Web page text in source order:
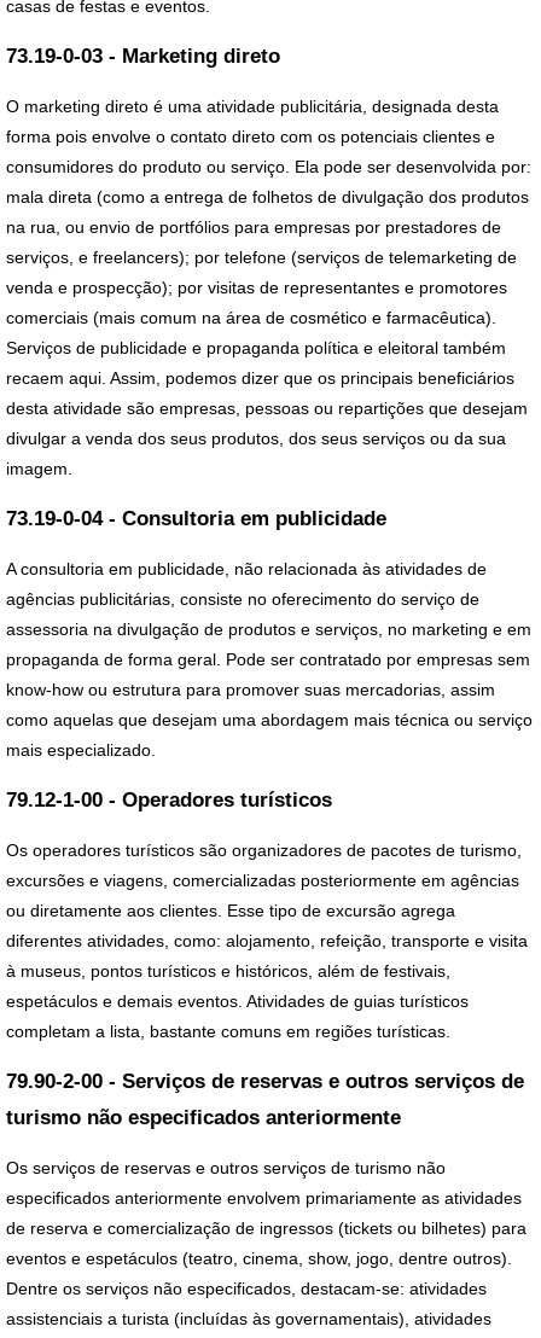
casas de festas e eventos.
73.19-0-03 - Marketing direto
O marketing direto é uma atividade publicitária, designada desta
forma pois envolve o contato direto com os potenciais clientes e
consumidores do produto ou serviço. Ela pode ser desenvolvida por:
mala direta (como a entrega de folhetos de divulgação dos produtos
na rua, ou envio de portfólios para empresas por prestadores de
serviços, e freelancers); por telefone (serviços de telemarketing de
venda e prospecção); por visitas de representantes e promotores
comerciais (mais comum na área de cosmético e farmacêutica).
Serviços de publicidade e propaganda política e eleitoral também
recaem aqui. Assim, podemos dizer que os principais beneficiários
desta atividade são empresas, pessoas ou repartições que desejam
divulgar a venda dos seus produtos, dos seus serviços ou da sua
imagem.
73.19-0-04 - Consultoria em publicidade
A consultoria em publicidade, não relacionada às atividades de
agências publicitárias, consiste no oferecimento do serviço de
assessoria na divulgação de produtos e serviços, no marketing e em
propaganda de forma geral. Pode ser contratado por empresas sem
know-how ou estrutura para promover suas mercadorias, assim
como aquelas que desejam uma abordagem mais técnica ou serviço
mais especializado.
79.12-1-00 - Operadores turísticos
Os operadores turísticos são organizadores de pacotes de turismo,
excursões e viagens, comercializadas posteriormente em agências
ou diretamente aos clientes. Esse tipo de excursão agrega
diferentes atividades, como: alojamento, refeição, transporte e visita
à museus, pontos turísticos e históricos, além de festivais,
espetáculos e demais eventos. Atividades de guias turísticos
completam a lista, bastante comuns em regiões turísticas.
79.90-2-00 - Serviços de reservas e outros serviços de
turismo não especificados anteriormente
Os serviços de reservas e outros serviços de turismo não
especificados anteriormente envolvem primariamente as atividades
de reserva e comercialização de ingressos (tickets ou bilhetes) para
eventos e espetáculos (teatro, cinema, show, jogo, dentre outros).
Dentre os serviços não especificados, destacam-se: atividades
assistenciais a turista (incluídas às governamentais), atividades